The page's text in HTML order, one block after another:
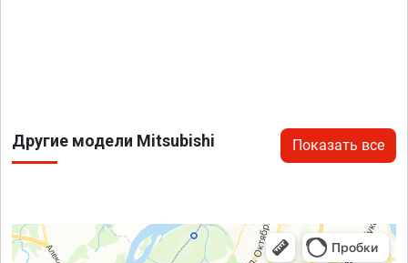
Другие модели Mitsubishi Показать все